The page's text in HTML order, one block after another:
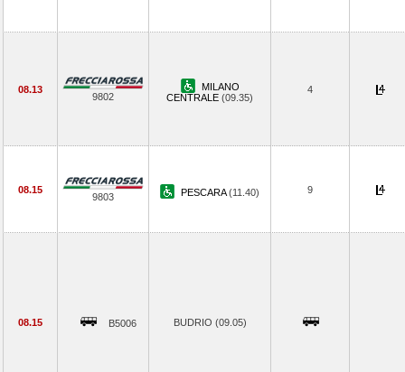
08.13
9802
MILANO
CENTRALE (09.35)
4
08.15
9803 PESCARA(11.40) 9
08.15 B5006 BUDRIO (09.05)